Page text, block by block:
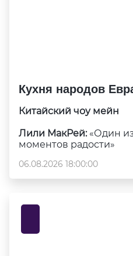
Кухня народов
Китайский чоу мейн
Лили МакРей: «Один
моментов радости»
06.08.2026 18:00:00